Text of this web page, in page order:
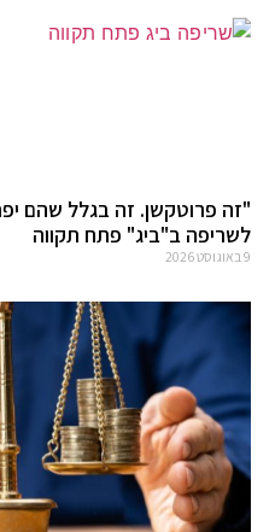
"זה פרוטקשן. זה בגלל שהם
לשריפה ב"ביג" פתח תקווה
9 באוגוסט 2026